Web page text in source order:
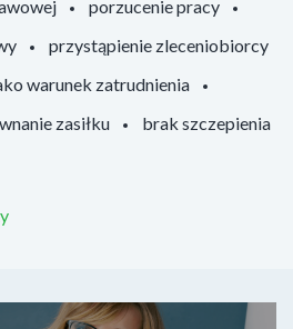
porzucenie pracy
przystąpienie zleceniobiorcy
warunek zatrudnienia
zasiłku
brak szczepienia